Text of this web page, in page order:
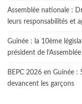
Assemblée nationale :
leurs responsabilités et
Guinée : la 10ème
président de
BEPC 2026 en Guinée :
devancent les garçons